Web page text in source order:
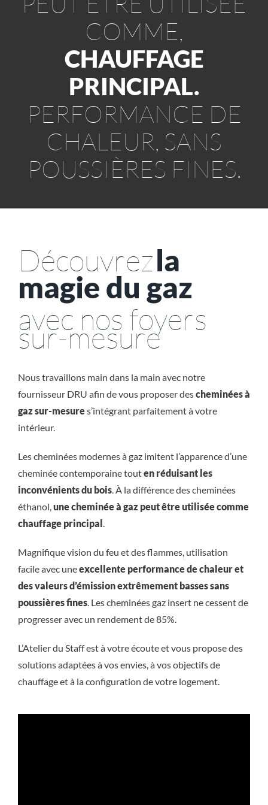
COMME,
CHAUFFAGE
PRINCIPAL.
PERFORMANCE DE
CHALEUR, SANS
POUSSIÈRES FINES.
Découvrezla
magie du gaz
avec nos foyers
sur-mesure
Nous travaillons main dans la main avec notre
fournisseur DRU afin de vous proposer descheminées à
gaz sur-mesures’intégrant parfaitement à votre
intérieur.
Les cheminées modernes à gaz imitent l’apparence d’une
cheminée contemporaine touten réduisant les
inconvénients du bois. À la différence des cheminées
éthanol,une cheminée à gaz peut être utilisée comme
chauffage principal .
Magnifique vision du feu et des flammes, utilisation
facile avec uneexcellente performance de chaleur et
des valeurs d’émission extrêmement basses sans
poussières fines. Les cheminées gaz insert ne cessent de
progresser avec un rendement de 85%.
L’Atelier du Staff est à votre écoute et vous propose des
solutions adaptées à vos envies, à vos objectifs de
chauffage et à la configuration de votre logement.